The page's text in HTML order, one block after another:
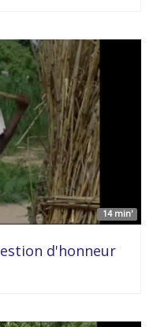
14 min'
d'honneur